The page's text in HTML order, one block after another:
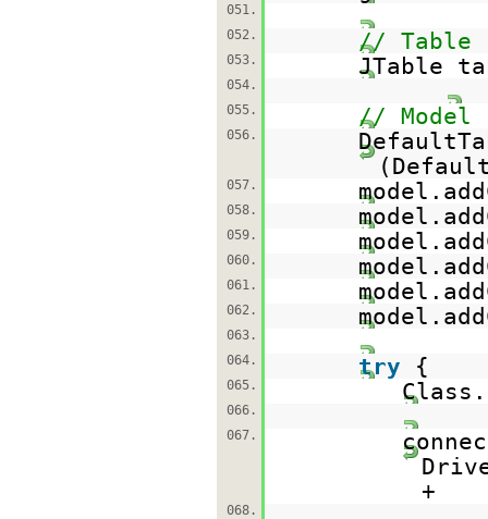
051.
052.
// Table
053. JTable
054.
055.
// Model
056.
057.
058.
059.
060.
061.
062.
063.
064.
try {
065.
066.
067.
+
068.